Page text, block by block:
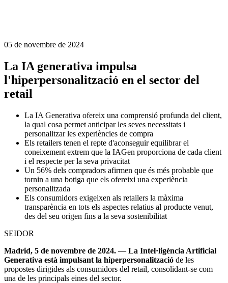
05 de novembre de 2024
La IA generativa impulsa
l'hiperpersonalització en el sector del
retail
La IA Generativa ofereix una comprensió profunda del client,
la qual cosa permet anticipar les seves necessitats i
personalitzar les experiències de compra
Els retailers tenen el repte d'aconseguir equilibrar el
coneixement extrem que la IAGen proporciona de cada client
i el respecte per la seva privacitat
Un 56% dels compradors afirmen que és més probable que
tornin a una botiga que els ofereixi una experiència
personalitzada
Els consumidors exigeixen als retailers la màxima
transparència en tots els aspectes relatius al producte venut,
des del seu origen fins a la seva sostenibilitat
SEIDOR
Madrid, 5 de novembre de 2024. ― La Intel·ligència Artificial
Generativa està impulsant la hiperpersonalització de les
propostes dirigides als consumidors del retail, consolidant-se com
una de les principals eines del sector.